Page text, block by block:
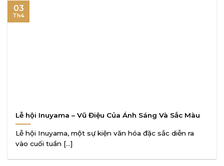
Lễ hội Inuyama – Vũ Điệu Của Ánh Sáng Và Sắc Màu
Lễ hội Inuyama, một sự kiện văn hóa đặc sắc diễn ra
vào cuối tuần [...]
03
Th4